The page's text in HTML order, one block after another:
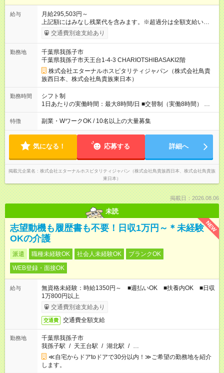
給与
月給295,503円～
上記額にはみなし残業代を含みます。※超過分は全額支給いたし
ます。 みなし残業代 50,716円 以上／月 みなし残業時間 30時間
／月 定額深夜手当（60時間、2万287円～）含む。 それぞれ
未経験スタートのメンバーも多いです。 ◎上司との距離が近
く、困ったことがあってもマネージャーにすぐ相談できます。
◎女性活躍中！女性管理職登用実績あり！ ◎月1回エリア会議あ
り。社長が直接、目標や方針を発表します。 ⇒各店舗の好事例
を知れるなど、刺激がたくさん 【試用期間】試用期間なし
交通費別途支給あり
勤務地
千葉県我孫子市
千葉県我孫子市天王台1-4-3 CHARIOTSHIBASAKI2階
株式会社エターナルホスピタリティジャパン（株式会社鳥貴
族西日本、株式会社鳥貴族東日本）
勤務時間
シフト制
1日あたりの実働時間：最大8時間/日 ■交替制（実働8時間） ※勤
務時間帯は各店舗により異なります。1日1時間程度の残業あ
り。 ▼シフト例 ・16：00～翌2：00 ・11：00～21：00 ・
止！＞ どうしても必要な時は、報告をしてもらっています。
特徴 副業・WワークOK / 10名以上の大量募集
気になる！ 応募する 詳細へ
掲載元企業名
株式会社エターナルホスピタリティジャパン（株式会社鳥貴族西日本、株式会社鳥貴族
東日本）
掲載日：2026.08.06
未読
NEW
志望動機も履歴書も不要！日収1万円～＊未経験
OKの介護
派遣 職種未経験OK 社会人未経験OK
ブランクOK
WEB登録・面接OK
給与
無資格未経験：時給1350円～ ■週払いOK ■扶養内OK ■日収
1万800円以上
交通費別途支給あり
交通費 交通費全額支給
勤務地
千葉県我孫子市
我孫子駅 / 天王台駅 / 湖北駅 / …
≪自宅からドアtoドアで30分以内！≫ご希望の勤務地を紹介
します。